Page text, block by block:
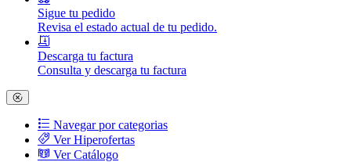
Sigue tu pedido
Revisa el estado actual de tu pedido.
Descarga tu factura
Consulta y descarga tu factura
Navegar por categorias
Ver Hiperofertas
Ver Catálogo